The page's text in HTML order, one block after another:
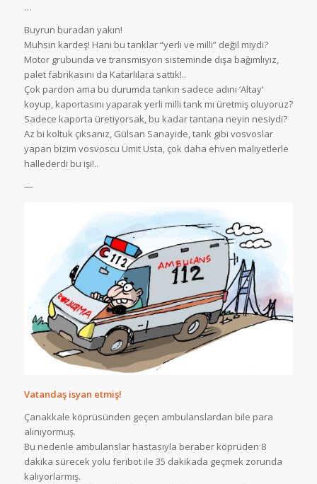
…
Buyrun buradan yakın!
Muhsin kardeş! Hani bu tanklar “yerli ve milli” değil miydi?
Motor grubunda ve transmisyon sisteminde dışa bağımlıyız,
palet fabrikasını da Katarlılara sattık!..
Çok pardon ama bu durumda tankın sadece adını ‘Altay’
koyup, kaportasını yaparak yerli milli tank mı üretmiş oluyoruz?
Sadece kaporta üretiyorsak, bu kadar tantana neyin nesiydi?
Az bi koltuk çıksanız, Gülsan Sanayide, tank gibi vosvoslar
yapan bizim vosvoscu Ümit Usta, çok daha ehven maliyetlerle
hallederdi bu işi!..
—
Vatandaş isyan etmiş!
Çanakkale köprüsünden geçen ambulanslardan bile para
alınıyormuş.
Bu nedenle ambulanslar hastasıyla beraber köprüden 8
dakika sürecek yolu feribot ile 35 dakikada geçmek zorunda
kalıyorlarmış.